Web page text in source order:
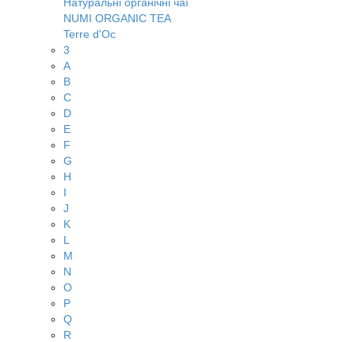
NUMI ORGANIC TEA
Terre d'Oc
3
A
B
C
D
E
F
G
H
I
J
K
L
M
N
O
P
Q
R